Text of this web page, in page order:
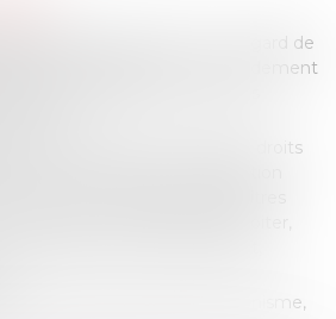
et au sol
(situation au regard de
d’achat d’électricité, raccordement
des installateurs, cessions
du permis de construire, droits
ICPE, autorisation et déclaration
validité et opposabilité des titres
autorisation d’exploiter,
contrat d’achat,
: autoconsommation, urbanisme,